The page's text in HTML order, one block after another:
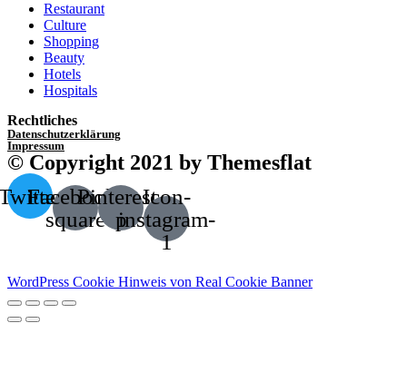
Restaurant
Culture
Shopping
Beauty
Hotels
Hospitals
Rechtliches
Datenschutzerklärung
Impressum
© Copyright 2021 by Themesflat
Facebook-
square
Pinterest-
p
Icon-
instagram-
1
WordPress Cookie Hinweis von Real Cookie Banner